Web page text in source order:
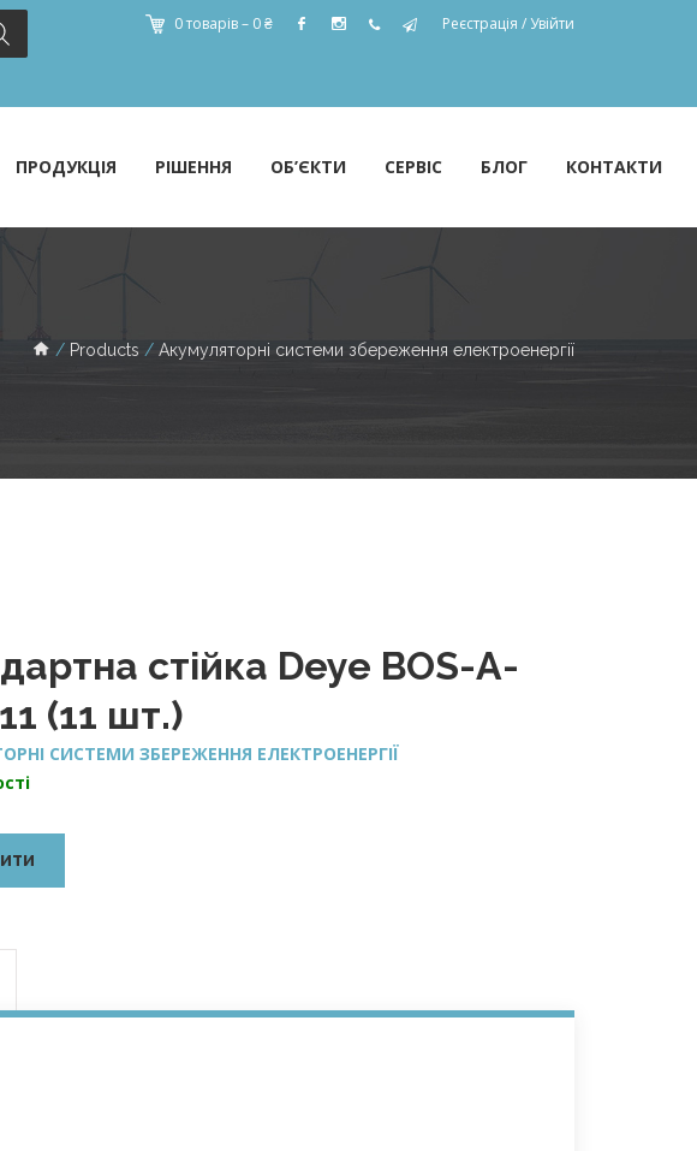
0 товарів – 0₴ Реєстрація /Увійти
ПРОДУКЦІЯ РІШЕННЯ ОБ’ЄКТИ СЕРВІС БЛОГ КОНТАКТИ
Products Акумуляторні системи збереження електроенергії
стійка Deye BOS-A-
(11 шт.)
СИСТЕМИ ЗБЕРЕЖЕННЯ ЕЛЕКТРОЕНЕРГІЇ